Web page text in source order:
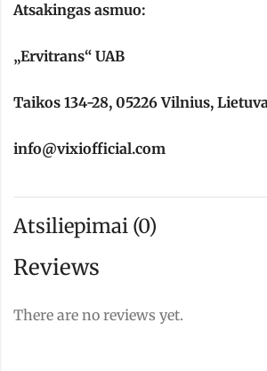
Atsakingas asmuo:
„Ervitrans“ UAB
Taikos 134-28, 05226 Vilnius,
info@vixiofficial.com
Atsiliepimai (0)
Reviews
There are no reviews yet.